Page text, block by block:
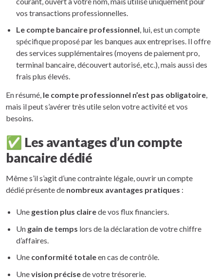
vos transactions professionnelles.
Le compte bancaire professionnel, lui, est un compte
spécifique proposé par les banques aux entreprises. Il offre
des services supplémentaires (moyens de paiement pro,
terminal bancaire, découvert autorisé, etc.), mais aussi des
frais plus élevés.
En résumé, le compte professionnel n’est pas obligatoire,
mais il peut s’avérer très utile selon votre activité et vos
besoins.
✅ Les avantages d’un compte
bancaire dédié
Même s’il s’agit d’une contrainte légale, ouvrir un compte
dédié présente de nombreux avantages pratiques :
Une gestion plus clairede vos flux financiers.
Un gain de temps lors de la déclaration de votre chiffre
d’affaires.
Une conformité totaleen cas de contrôle.
Unevision précisede votre trésorerie.